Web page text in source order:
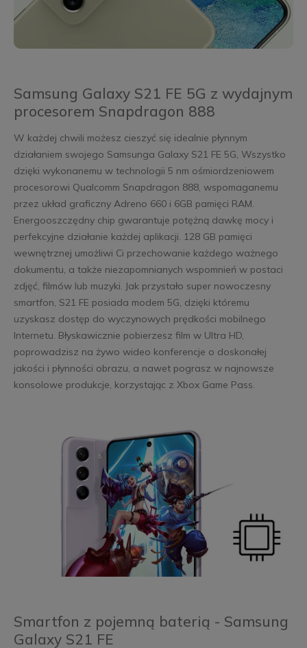
Samsung Galaxy S21 FE 5G z wydajnym
procesorem Snapdragon 888
W każdej chwili możesz cieszyć się idealnie płynnym
działaniem swojego Samsunga Galaxy S21 FE 5G, Wszystko
dzięki wykonanemu w technologii 5 nm ośmiordzeniowem
procesorowi Qualcomm Snapdragon 888, wspomaganemu
przez układ graficzny Adreno 660 i 6GB pamięci RAM.
Energooszczędny chip gwarantuje potężną dawkę mocy i
perfekcyjne działanie każdej aplikacji. 128 GB pamięci
wewnętrznej umożliwi Ci przechowanie każdego ważnego
dokumentu, a także niezapomnianych wspomnień w postaci
zdjęć, filmów lub muzyki. Jak przystało super nowoczesny
smartfon, S21 FE posiada modem 5G, dzięki któremu
uzyskasz dostęp do wyczynowych prędkości mobilnego
Internetu. Błyskawicznie pobierzesz film w Ultra HD,
poprowadzisz na żywo wideo konferencje o doskonałej
jakości i płynności obrazu, a nawet pograsz w najnowsze
konsolowe produkcje, korzystając z Xbox Game Pass.
Smartfon z pojemną baterią - Samsung
Galaxy S21 FE